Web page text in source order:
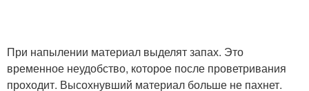
При напылении материал выделят запах. Это
временное неудобство, которое после проветривания
проходит. Высохнувший материал больше не пахнет.